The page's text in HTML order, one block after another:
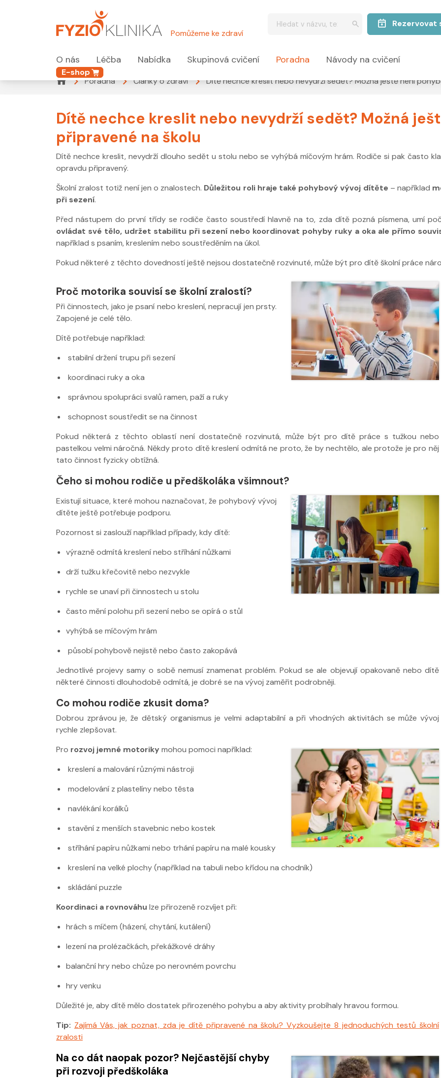
Pomůžeme ke zdraví
Rezervovat
O nás Léčba Nabídka Skupinová cvičení Poradna Návody na cvičení
E-shop
Poradna
Články o zdraví Dítě nechce kreslit nebo nevydrží sedět? Možná ještě není
Dítě nechce kreslit nebo nevydrží sedět? Možná
připravené na školu
Dítě nechce kreslit, nevydrží dlouho sedět u stolu nebo se vyhýbá míčovým hrám. Rodiče si pak často
opravdu připravený.
Školní zralost totiž není jen o znalostech. Důležitou roli hraje také pohybový vývoj dítěte – například
při sezení.
Před nástupem do první třídy se rodiče často soustředí hlavně na to, zda dítě pozná písmena, umí
ovládat své tělo, udržet stabilitu při sezení nebo koordinovat pohyby ruky a oka ale přímo
například s psaním, kreslením nebo soustředěním na úkol.
Pokud některé z těchto dovedností ještě nejsou dostatečně rozvinuté, může být pro dítě školní práce
Proč motorika souvisí se školní zralostí?
Při činnostech, jako je psaní nebo kreslení, nepracují jen prsty.
Zapojené je celé tělo.
Dítě potřebuje například:
stabilní držení trupu při sezení
koordinaci ruky a oka
správnou spolupráci svalů ramen, paží a ruky
schopnost soustředit se na činnost
Pokud některá z těchto oblastí není dostatečně rozvinutá, může být pro dítě práce s tužkou nebo
pastelkou velmi náročná. Někdy proto dítě kreslení odmítá ne proto, že by nechtělo, ale protože je pro něj
tato činnost fyzicky obtížná.
Čeho si mohou rodiče u předškoláka všimnout?
Existují situace, které mohou naznačovat, že pohybový vývoj
dítěte ještě potřebuje podporu.
Pozornost si zaslouží například případy, kdy dítě:
výrazně odmítá kreslení nebo stříhání nůžkami
drží tužku křečovitě nebo nezvykle
rychle se unaví při činnostech u stolu
často mění polohu při sezení nebo se opírá o stůl
vyhýbá se míčovým hrám
působí pohybově nejistě nebo často zakopává
Jednotlivé projevy samy o sobě nemusí znamenat problém. Pokud se ale objevují opakovaně nebo dítě
některé činnosti dlouhodobě odmítá, je dobré se na vývoj zaměřit podrobněji.
Co mohou rodiče zkusit doma?
Dobrou zprávou je, že dětský organismus je velmi adaptabilní a při vhodných aktivitách se může vývoj
rychle zlepšovat.
Pro rozvoj jemné motoriky mohou pomoci například:
kreslení a malování různými nástroji
modelování z plastelíny nebo těsta
navlékání korálků
stavění z menších stavebnic nebo kostek
stříhání papíru nůžkami nebo trhání papíru na malé kousky
kreslení na velké plochy (například na tabuli nebo křídou na chodník)
skládání puzzle
Koordinaci a rovnováhu lze přirozeně rozvíjet při:
hrách s míčem (házení, chytání, kutálení)
lezení na prolézačkách, překážkové dráhy
balanční hry nebo chůze po nerovném povrchu
hry venku
Důležité je, aby dítě mělo dostatek přirozeného pohybu a aby aktivity probíhaly hravou formou.
Tip: Zajímá Vás, jak poznat, zda je dítě připravené na školu? Vyzkoušejte 8 jednoduchých testů školní
zralosti
Na co dát naopak pozor? Nejčastější chyby
při rozvoji předškoláka
Nabídka léčby ve
FYZIOklinice
Nabídka léčby ve
FYZIOklinice
FYZIOklinice
Nabídka masáží
Nabídka masáží
Nabídka